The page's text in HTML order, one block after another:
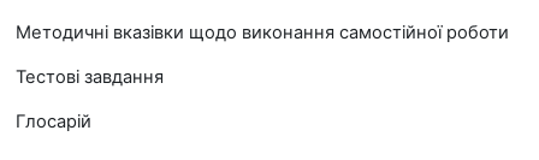
Методичні вказівки щодо виконання самостійної роботи
Тестові завдання
Глосарій